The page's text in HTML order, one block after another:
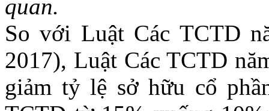
quan.
So với Luật Các TCTD
2017), Luật Các TCTD
giảm tỷ lệ sở hữu cổ